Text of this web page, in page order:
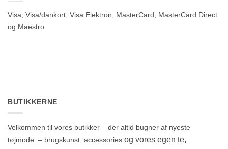
Visa, Visa/dankort, Visa Elektron, MasterCard, MasterCard Direct
og Maestro
BUTIKKERNE
Velkommen til vores butikker – der altid bugner af nyeste
tøjmode – brugskunst, accessories og vores egen te,